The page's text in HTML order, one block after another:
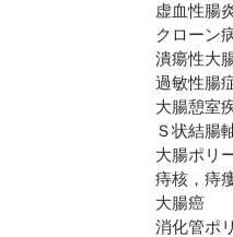
虚血性腸
クローン
潰瘍性大
過敏性腸
大腸憩室
Ｓ状結腸
大腸ポリ
痔核，痔
大腸癌
消化管ポ